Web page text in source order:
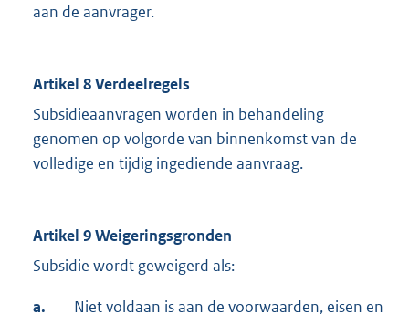
aan de aanvrager.
Artikel 8 Verdeelregels
Subsidieaanvragen worden in behandeling
genomen op volgorde van binnenkomst van de
volledige en tijdig ingediende aanvraag.
Artikel 9 Weigeringsgronden
Subsidie wordt geweigerd als:
a. Niet voldaan is aan de voorwaarden, eisen en